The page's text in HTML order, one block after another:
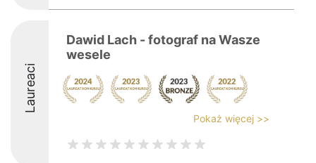
Laureaci
Dawid Lach - fotograf na Wasze
wesele
Pokaż więcej >>